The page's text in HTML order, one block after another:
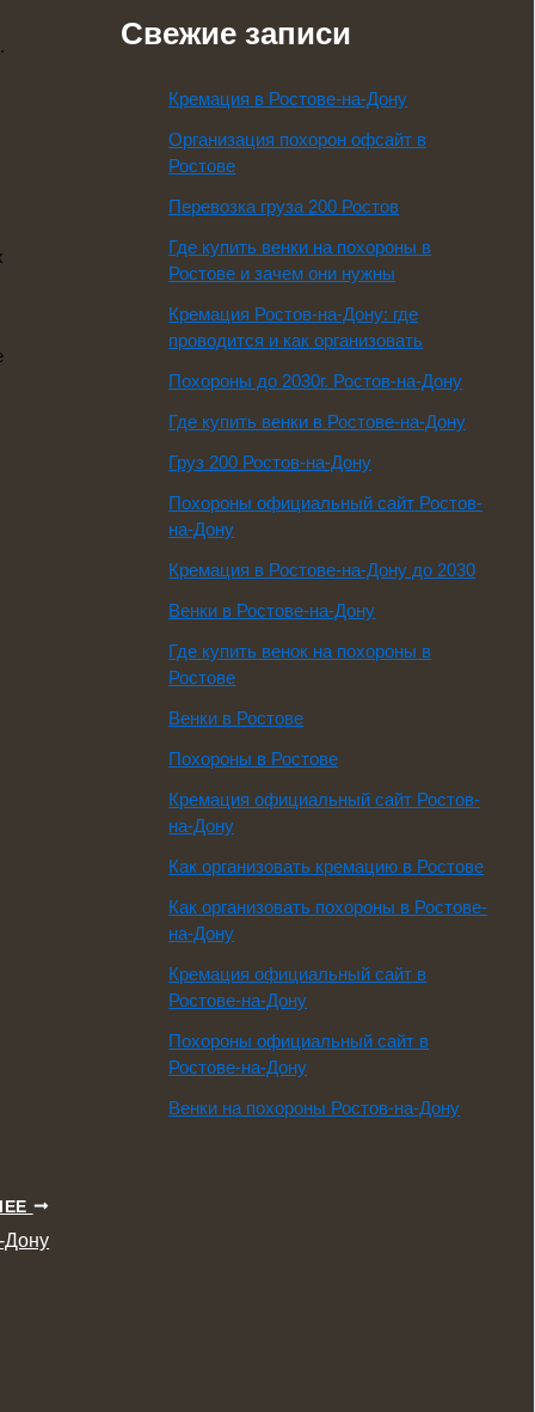
Дону
Свежие записи
Кремация в Ростове-на-Дону
Организация похорон офсайт в
Ростове
Перевозка груза 200 Ростов
Где купить венки на похороны в
Ростове и зачем они нужны
Кремация Ростов-на-Дону: где
проводится и как организовать
Похороны до 2030г. Ростов-на-Дону
Где купить венки в Ростове-на-Дону
Груз 200 Ростов-на-Дону
Похороны официальный сайт Ростов-
на-Дону
Кремация в Ростове-на-Дону до 2030
Венки в Ростове-на-Дону
Где купить венок на похороны в
Ростове
Венки в Ростове
Похороны в Ростове
Кремация официальный сайт Ростов-
на-Дону
Как организовать кремацию в Ростове
Как организовать похороны в Ростове-
на-Дону
Кремация официальный сайт в
Ростове-на-Дону
Похороны официальный сайт в
Ростове-на-Дону
Венки на похороны Ростов-на-Дону